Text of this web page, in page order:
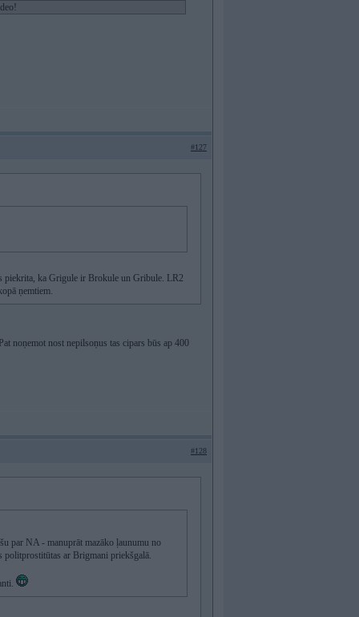
#127
piekrita, ka Grigule ir Brokule un Gribule. LR2
ņemtiem.
noņemot nost nepilsoņus tas cipars būs ap 400
#128
par NA - manuprāt mazāko ļaunumu no
politprostitūtas ar Brigmani priekšgalā.